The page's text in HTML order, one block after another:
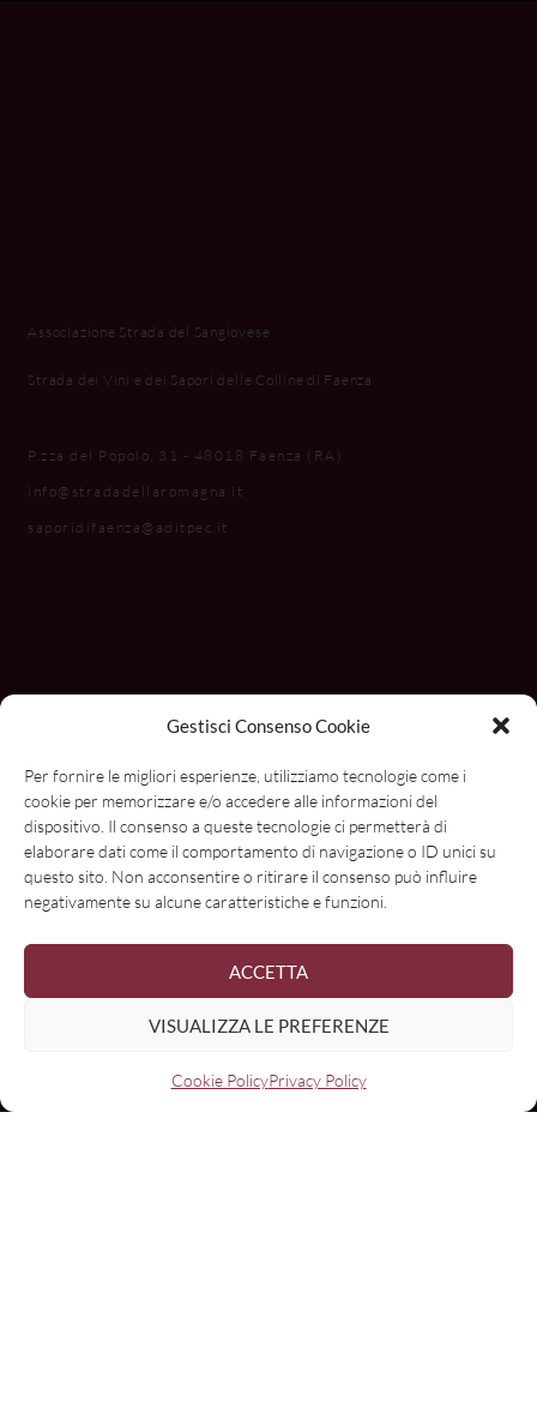
Gestisci Consenso Cookie
Per fornire le migliori esperienze, utilizziamo tecnologie come i
cookie per memorizzare e/o accedere alle informazioni del
dispositivo. Il consenso a queste tecnologie ci permetterà di
elaborare dati come il comportamento di navigazione o ID unici su
questo sito. Non acconsentire o ritirare il consenso può influire
negativamente su alcune caratteristiche e funzioni.
ACCETTA
VISUALIZZA LE PREFERENZE
Cookie PolicyPrivacy Policy
Associazione Strada del Sangiovese
Strada dei Vini e dei Sapori delle Colline di Faenza
P.zza del Popolo, 31 - 48018 Faenza (RA)
info@stradadellaromagna.it
saporidifaenza@aditpec.it